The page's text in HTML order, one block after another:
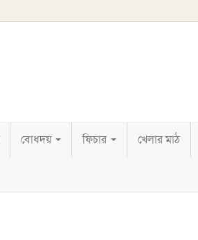
বোধদয় ফিচার খেলার মাঠ